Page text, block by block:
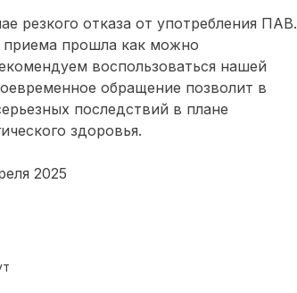
резкого отказа от употребления ПАВ.
приема прошла как можно
воспользоваться нашей
обращение позволит в
последствий в плане
здоровья.
2025